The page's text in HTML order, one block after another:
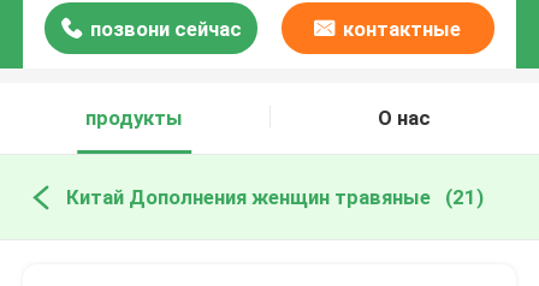
позвони сейчас контактные
продукты
О нас
Китай Дополнения женщин травяные (21)